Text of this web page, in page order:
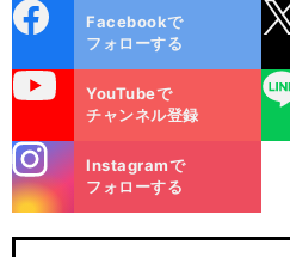
ok
Facebookで
フォローする
YouTubeで
チャンネル登録
LINE
m
Instagramで
フォローする